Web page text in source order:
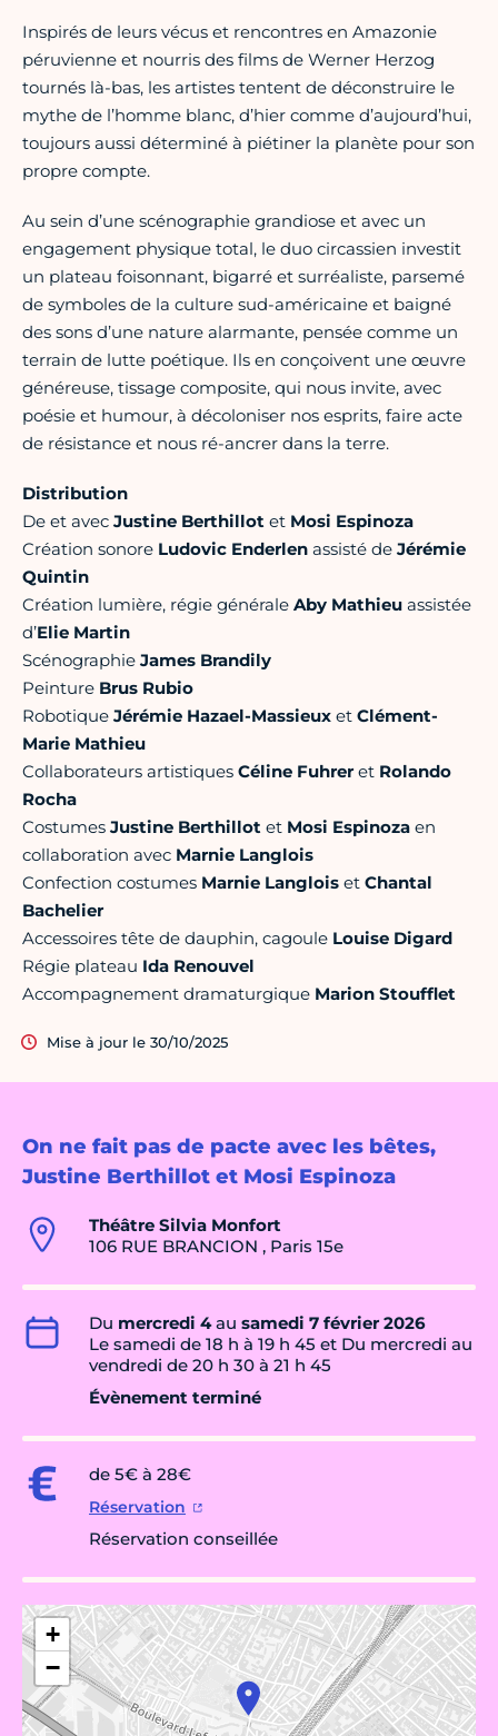
On ne fait pas de pacte avec les bêtes,
Justine Berthillot et Mosi Espinoza
Théâtre Silvia Monfort
106 RUE BRANCION , Paris 15e
Du mercredi 4au samedi 7 février 2026
Le samedi de 18 h à 19 h 45 et Du mercredi au
vendredi de 20 h 30 à 21 h 45
Évènement terminé
de 5€ à 28€
Réservation
Réservation conseillée
+
−
Inspirés de leurs vécus et rencontres en Amazonie
péruvienne et nourris des films de Werner Herzog
tournés là-bas, les artistes tentent de déconstruire le
mythe de l’homme blanc, d’hier comme d’aujourd’hui,
toujours aussi déterminé à piétiner la planète pour son
propre compte.
Au sein d’une scénographie grandiose et avec un
engagement physique total, le duo circassien investit
un plateau foisonnant, bigarré et surréaliste, parsemé
de symboles de la culture sud-américaine et baigné
des sons d’une nature alarmante, pensée comme un
terrain de lutte poétique. Ils en conçoivent une œuvre
généreuse, tissage composite, qui nous invite, avec
poésie et humour, à décoloniser nos esprits, faire acte
de résistance et nous ré-ancrer dans la terre.
Distribution
De et avec Justine Berthillot et Mosi Espinoza
Création sonore Ludovic Enderlen assisté de Jérémie
Quintin
Création lumière, régie générale Aby Mathieu assistée
d’Elie Martin
Scénographie James Brandily
Peinture Brus Rubio
Robotique Jérémie Hazael-Massieux et Clément-
Marie Mathieu
Collaborateurs artistiques Céline Fuhreret Rolando
Rocha
Costumes Justine Berthillot et Mosi Espinoza en
collaboration avec Marnie Langlois
Confection costumes Marnie Langlois et Chantal
Bachelier
Accessoires tête de dauphin, cagoule Louise Digard
Régie plateau Ida Renouvel
Accompagnement dramaturgique Marion Stoufflet
Mise à jour le 30/10/2025